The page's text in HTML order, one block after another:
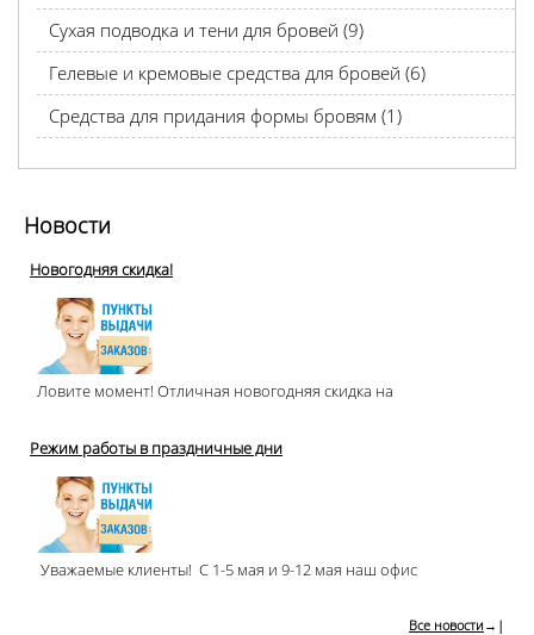
Сухая подводка и тени для бровей (9)
Гелевые и кремовые средства для бровей (6)
Средства для придания формы бровям (1)
Новости
Новогодняя скидка!
Ловите момент! Отличная новогодняя скидка на
Режим работы в праздничные дни
Уважаемые клиенты! С 1-5 мая и 9-12 мая наш офис
Все новости →|